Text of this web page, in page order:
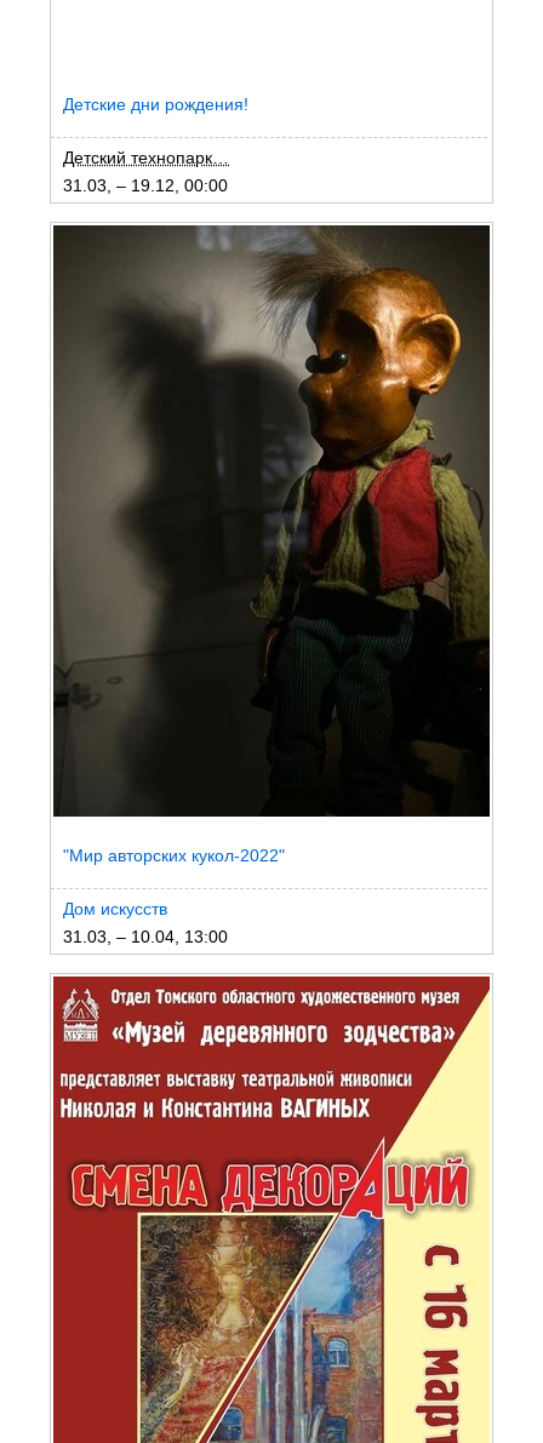
Детские дни рождения!
Детский технопарк…
31.03, – 19.12, 00:00
"Мир авторских кукол-2022"
Дом искусств
31.03, – 10.04, 13:00